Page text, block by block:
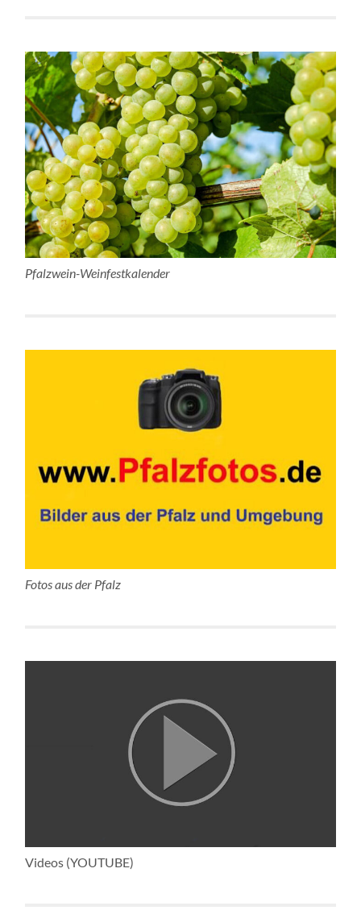
Pfalzwein-Weinfestkalender
Fotos aus der Pfalz
Videos (YOUTUBE)